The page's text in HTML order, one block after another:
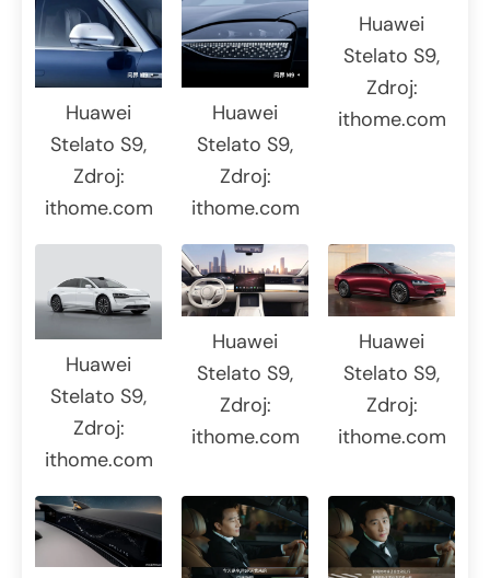
Huawei
Stelato S9,
Zdroj:
ithome.com
Huawei
Stelato S9,
Zdroj:
ithome.com
Huawei
Stelato S9,
Zdroj:
ithome.com
Huawei
Stelato S9,
Zdroj:
ithome.com
Huawei
Stelato S9,
Zdroj:
ithome.com
Huawei
Stelato S9,
Zdroj:
ithome.com